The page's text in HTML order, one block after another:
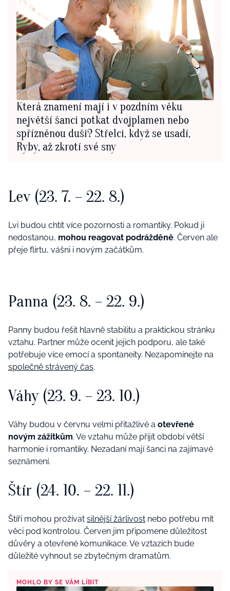
Která znamení mají i v pozdním věku
největší šanci potkat dvojplamen nebo
spřízněnou duši? Střelci, když se usadí,
Ryby, až zkrotí své sny
Lev (23. 7. – 22. 8.)
Lvi budou chtít více pozornosti a romantiky. Pokud ji
nedostanou, mohou reagovat podrážděně. Červen ale
přeje flirtu, vášni i novým začátkům.
Panna (23. 8. – 22. 9.)
Panny budou řešit hlavně stabilitu a praktickou stránku
vztahu. Partner může ocenit jejich podporu, ale také
potřebuje více emocí a spontaneity. Nezapomínejte na
společně strávený čas.
Váhy (23. 9. – 23. 10.)
Váhy budou v červnu velmi přitažlivé a otevřené
novým zážitkům. Ve vztahu může přijít období větší
harmonie i romantiky. Nezadaní mají šanci na zajímavé
seznámení.
Štír (24. 10. – 22. 11.)
Štíři mohou prožívat silnější žárlivost nebo potřebu mít
věci pod kontrolou. Červen jim připomene důležitost
důvěry a otevřené komunikace. Ve vztazích bude
důležité vyhnout se zbytečným dramatům.
MOHLO BY SE VÁM LÍBIT